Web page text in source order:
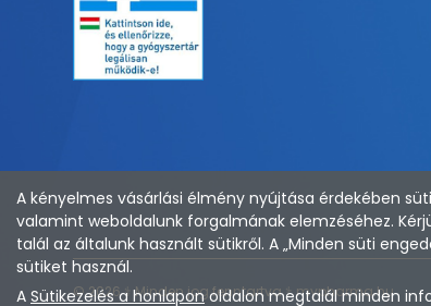
© 2026 ⚕︎ Minden jog fenntartva ⚕︎ mypharma.hu
A kényelmes vásárlási élmény nyújtása érdekében
valamint weboldalunk forgalmának elemzéséhez.
talál az általunk használt sütikről. A „Minden süti
sütiket használ.
A Sütikezelés a honlaponoldalon megtalál minden